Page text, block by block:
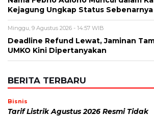
Kejagung Ungkap Status Sebenarnya
Minggu, 9 Agustus 2026 - 14:57 WIB
Deadline Refund Lewat, Jaminan
UMKO Kini Dipertanyakan
BERITA TERBARU
Bisnis
Tarif Listrik Agustus 2026 Resmi Tidak